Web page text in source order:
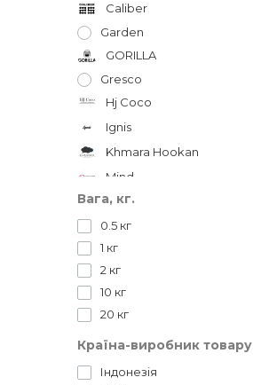
Caliber
Garden
GORILLA
Gresco
Hj Coco
Ignis
Khmara Hookan
Mind
WHITE
Yahya
Вага, кг.
0.5 кг
1 кг
2 кг
10 кг
20 кг
Країна-виробник товару
Індонезія